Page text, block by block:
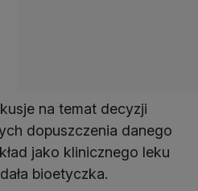
na temat decyzji
dopuszczenia danego
jako klinicznego leku
bioetyczka.